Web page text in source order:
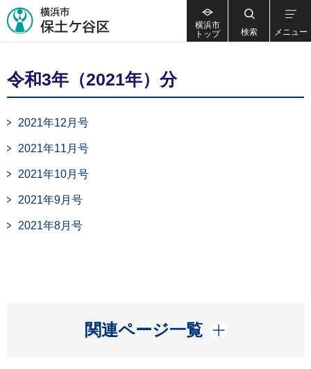
横浜市
トップ
検索 メニュー
令和3年（2021年）分
2021年12月号
2021年11月号
2021年10月号
2021年9月号
2021年8月号
関連ページ一覧
開く